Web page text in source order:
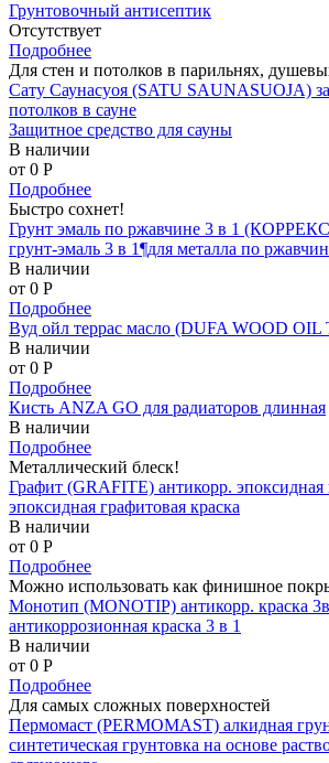
Грунтовочный антисептик
Отсутствует
Подробнее
Для стен и потолков в парильнях,
Сату Саунасуоя (SATU SAUNASUOJA)
потолков в сауне
Защитное средство для сауны
В наличии
от 0 P
Подробнее
Быстро сохнет!
Грунт эмаль по ржавчине 3 в 1
грунт-эмаль 3 в 1¶для металла по
В наличии
от 0 P
Подробнее
Вуд ойл террас масло (DUFA WOOD OIL
В наличии
от 0 P
Подробнее
Кисть ANZA GO для радиаторов длинная
В наличии
Подробнее
Металлический блеск!
Графит (GRAFITE) антикорр. эпоксидная
эпоксидная графитовая краска
В наличии
от 0 P
Подробнее
Можно использовать как финишное
Монотип (MONOTIP) антикорр. краска
антикоррозионная краска 3 в 1
В наличии
от 0 P
Подробнее
Для самых сложных поверхностей
Пермомаст (PERMOMAST) алкидная
синтетическая грунтовка на основе